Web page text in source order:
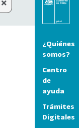
¿Quiénes
somos?
Centro
de
ayuda
Trámites
Digitales